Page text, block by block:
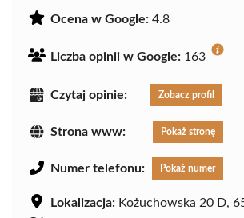
Ocena w Google: 4.8
Liczba opinii w Google: 163
Czytaj opinie: Zobacz profil
Strona www: Pokaż stronę
Numer telefonu: Pokaż numer
Lokalizacja: Kożuchowska 20 D,